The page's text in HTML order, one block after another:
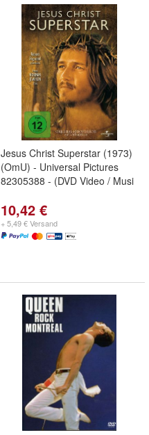
Jesus Christ Superstar (1973)
(OmU) - Universal Pictures
82305388 - (DVD Video / Musi
10,42 €
+ 5,49 € Versand